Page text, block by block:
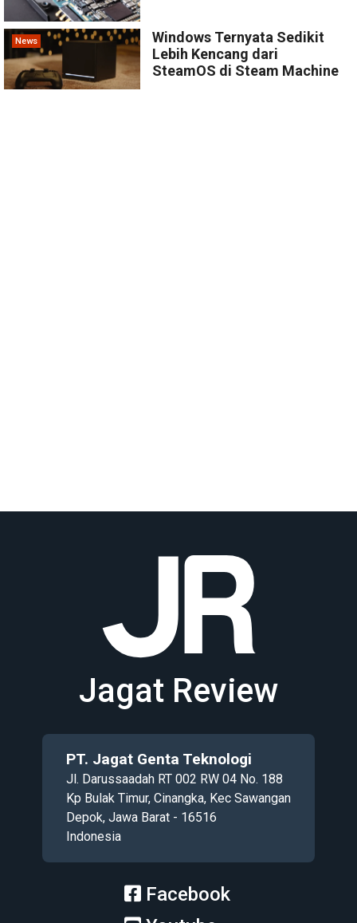
News
Windows Ternyata Sedikit
Lebih Kencang dari
SteamOS di Steam Machine
Jagat Review
PT. Jagat Genta Teknologi
Jl. Darussaadah RT 002 RW 04 No. 188
Kp Bulak Timur, Cinangka, Kec Sawangan
Depok, Jawa Barat - 16516
Indonesia
Facebook